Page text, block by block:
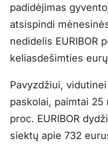
padidėjimas
atsispindi
nedidelis EURIBOR
keliasdešimties
Pavyzdžiui,
paskolai, paimtai 25
proc. EURIBOR
siektų apie 732